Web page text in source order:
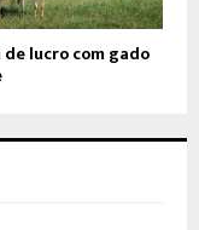
lucro com gado